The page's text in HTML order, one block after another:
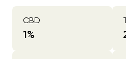
CBD
1%